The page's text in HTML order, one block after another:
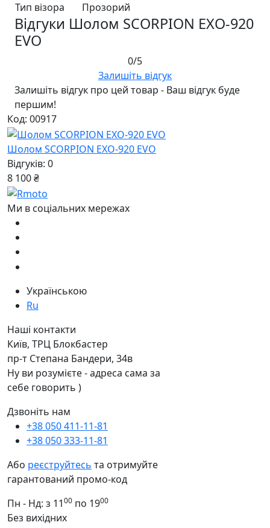
Тип візора
Прозорий
Відгуки Шолом SCORPION EXO-920
EVO
0/5
Залишіть відгук
Залишіть відгук про цей товар - Ваш відгук буде
першим!
Код: 00917
Шолом SCORPION EXO-920 EVO
Відгуків: 0
8 100 ₴
Ми в соціальних мережах
Українською
Ru
Наші контакти
Київ, ТРЦ Блокбастер
пр-т Степана Бандери, 34в
Ну ви розумієте - адреса сама за
себе говорить )
Дзвоніть нам
+38 050 411-11-81
+38 050 333-11-81
Або реєструйтесь та отримуйте
гарантований промо-код
Пн - Нд: з 1100 по 1900
Без вихідних